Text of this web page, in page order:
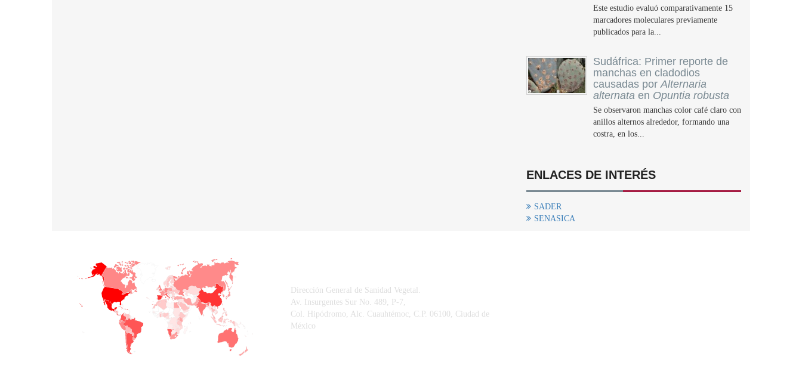
Este estudio evaluó comparativamente 15
marcadores moleculares previamente
publicados para la...
Sudáfrica: Primer reporte de
manchas en cladodios
causadas porAlternaria
alternata en Opuntia robusta
Se observaron manchas color café claro con
anillos alternos alrededor, formando una
costra, en los...
ENLACES DE INTERÉS
SADER
SENASICA
Dirección General de Sanidad Vegetal.
Av. Insurgentes Sur No. 489, P-7,
Col. Hipódromo, Alc. Cuauhtémoc, C.P. 06100, Ciudad de
México